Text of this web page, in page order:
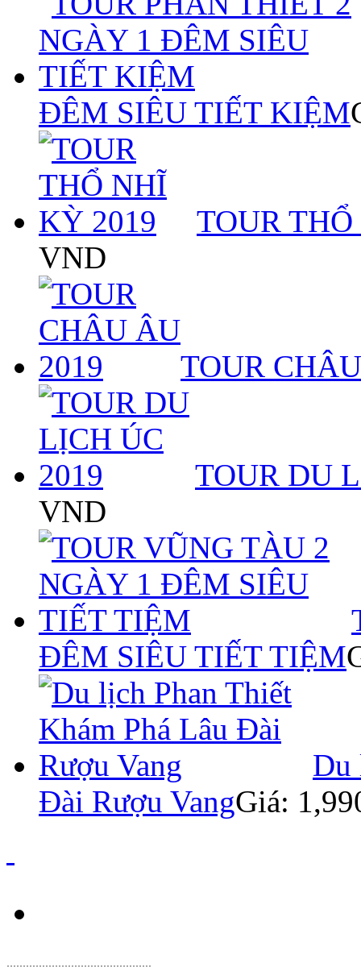
ĐÊM SIÊU TIẾT KIỆM
TOUR
VND
TOUR
TOUR DU
VND
ĐÊM SIÊU TIẾT TIỆM
Du
Đài Rượu VangGiá:
.............................................